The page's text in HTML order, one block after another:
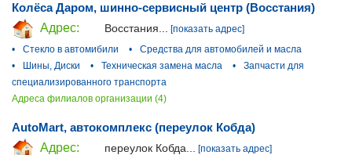
Колёса Даром, шинно-сервисный центр (Восстания)
Адрес:
Восстания...
[показать адрес]
•
Стекло в автомибили •
Средства для автомобилей и масла
•
Шины, Диски • Техническая замена масла •
Запчасти для
специализированного транспорта
Адреса филиалов организации (4)
AutoMart, автокомплекс (переулок Кобда)
Адрес:
переулок Кобда...
[показать адрес]